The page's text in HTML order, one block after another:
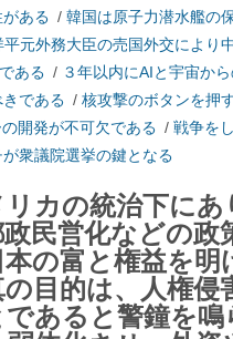
ある / 韓国は原子力潜水艦の
平元外務大臣の売国外交により
ある / ３年以内にAIと宇宙か
である / 核攻撃のボタンを押
開発が不可欠である / 戦争を
衆議院選挙の鍵となる
カの統治下にあ
民営化などの政
の富と権益を明
目的は、人権侵
あると警鐘を鳴